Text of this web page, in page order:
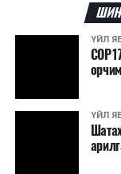
шалтгааныг
аянгын улмаас
Одоогоор АНУ
хээрийн
талаас илүү
бүртгэгдсэн
өдрүүдэд
ҮЙЛ
ҮЙЛ